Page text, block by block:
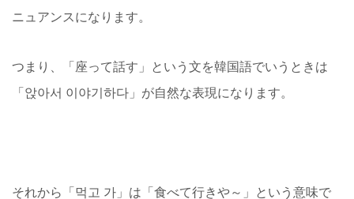
ニュアンスになります。
つまり、「座って話す」という文を韓国語でいうときは
「앉아서 이야기하다」が自然な表現になります。
それから「먹고 가」は「食べて行きや～」という意味で